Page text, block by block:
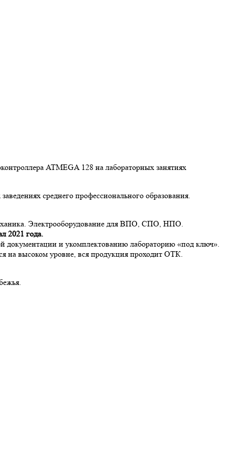
ATMEGA 128 на лабораторных занятиях
среднего профессионального образования.
Электрооборудование для ВПО, СПО, НПО.
2021 года.
документации и укомплектованию лабораторию «под ключ».
на высоком уровне, вся продукция проходит ОТК.